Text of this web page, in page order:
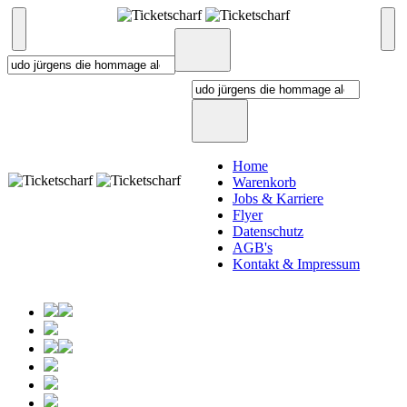
Home
Warenkorb
Jobs & Karriere
Flyer
Datenschutz
AGB's
Kontakt & Impressum